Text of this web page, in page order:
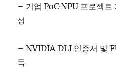
– 기업 PoC·NPU 프로젝
성
– NVIDIA DLI 인증서 및
득